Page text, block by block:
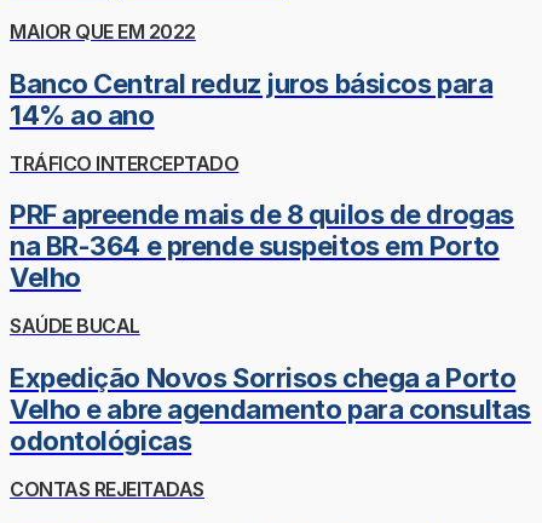
MAIOR QUE EM 2022
Banco Central reduz juros básicos para
14% ao ano
TRÁFICO INTERCEPTADO
PRF apreende mais de 8 quilos de drogas
na BR-364 e prende suspeitos em Porto
Velho
SAÚDE BUCAL
Expedição Novos Sorrisos chega a Porto
Velho e abre agendamento para consultas
odontológicas
CONTAS REJEITADAS